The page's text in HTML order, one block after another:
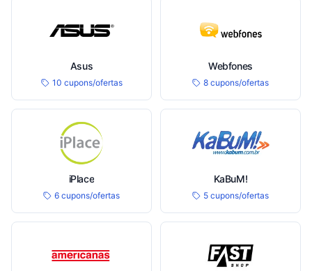
Asus
10 cupons/ofertas
Webfones
8 cupons/ofertas
iPlace
6 cupons/ofertas
KaBuM!
5 cupons/ofertas